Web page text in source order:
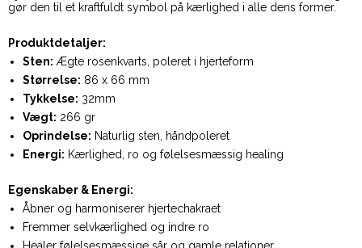
gør den til et kraftfuldt symbol på kærlighed i alle dens former.
Produktdetaljer:
Sten: Ægte rosenkvarts, poleret i hjerteform
Størrelse: 86 x 66 mm
Tykkelse: 32mm
Vægt: 266 gr
Oprindelse: Naturlig sten, håndpoleret
Energi: Kærlighed, ro og følelsesmæssig healing
Egenskaber & Energi:
Åbner og harmoniserer hjertechakraet
Fremmer selvkærlighed og indre ro